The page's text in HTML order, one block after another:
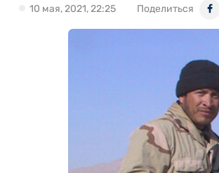
10 мая, 2021, 22:25 Поделиться